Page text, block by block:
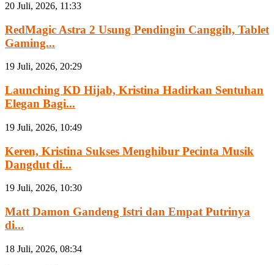
20 Juli, 2026, 11:33
RedMagic Astra 2 Usung Pendingin Canggih, Tablet
Gaming...
19 Juli, 2026, 20:29
Launching KD Hijab, Kristina Hadirkan Sentuhan
Elegan Bagi...
19 Juli, 2026, 10:49
Keren, Kristina Sukses Menghibur Pecinta Musik
Dangdut di...
19 Juli, 2026, 10:30
Matt Damon Gandeng Istri dan Empat Putrinya
di...
18 Juli, 2026, 08:34